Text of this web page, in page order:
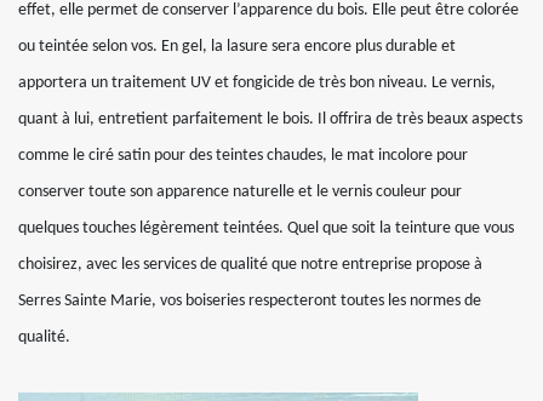
effet, elle permet de conserver l’apparence du bois. Elle peut être colorée
ou teintée selon vos. En gel, la lasure sera encore plus durable et
apportera un traitement UV et fongicide de très bon niveau. Le vernis,
quant à lui, entretient parfaitement le bois. Il offrira de très beaux aspects
comme le ciré satin pour des teintes chaudes, le mat incolore pour
conserver toute son apparence naturelle et le vernis couleur pour
quelques touches légèrement teintées. Quel que soit la teinture que vous
choisirez, avec les services de qualité que notre entreprise propose à
Serres Sainte Marie, vos boiseries respecteront toutes les normes de
qualité.